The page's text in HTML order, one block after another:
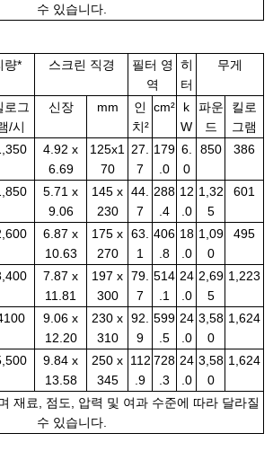
수 있습니다.
량* 스크린 직경
필터 영
역
히
터
무게
로그
/시
신장 mm
인
치²
cm²
k
W
파운
드
킬로
그램
4.92 x
6.69
125x1
70
27.
7
179
.0
6.
0
850 386
5.71 x
9.06
145 x
230
44.
7
288
.4
12
.0
1,32
5
601
6.87 x
10.63
175 x
270
63.
1
406
.8
18
.0
1,09
0
495
7.87 x
11.81
197 x
300
79.
7
514
.1
24
.0
2,69
5
1,223
9.06 x
12.20
230 x
310
92.
9
599
.5
24
.0
3,58
0
1,624
9.84 x
13.58
250 x
345
112
.9
728
.3
24
.0
3,58
0
1,624
재료, 점도, 압력 및 여과 수준에 따라 달라질
수 있습니다.